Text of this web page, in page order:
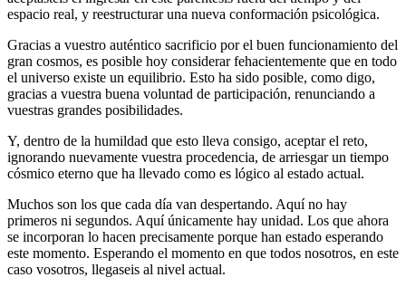
espacio real, y reestructurar una nueva conformación psicológica.
Gracias a vuestro auténtico sacrificio por el buen funcionamiento del
gran cosmos, es posible hoy considerar fehacientemente que en todo
el universo existe un equilibrio. Esto ha sido posible, como digo,
gracias a vuestra buena voluntad de participación, renunciando a
vuestras grandes posibilidades.
Y, dentro de la humildad que esto lleva consigo, aceptar el reto,
ignorando nuevamente vuestra procedencia, de arriesgar un tiempo
cósmico eterno que ha llevado como es lógico al estado actual.
Muchos son los que cada día van despertando. Aquí no hay
primeros ni segundos. Aquí únicamente hay unidad. Los que ahora
se incorporan lo hacen precisamente porque han estado esperando
este momento. Esperando el momento en que todos nosotros, en este
caso vosotros, llegaseis al nivel actual.